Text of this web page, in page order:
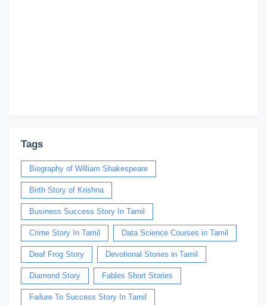
Tags
Biography of William Shakespeare
Birth Story of Krishna
Business Success Story In Tamil
Crime Story In Tamil Data Science Courses in Tamil
Deaf Frog Story Devotional Stories in Tamil
Diamond Story Fables Short Stories
Failure To Success Story In Tamil